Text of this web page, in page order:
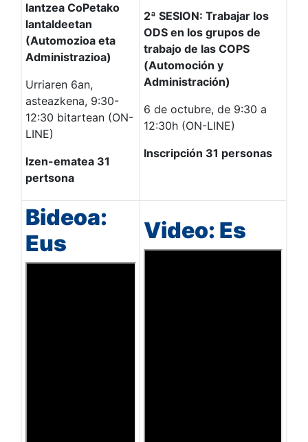
lantzea CoPetako
lantaldeetan
(Automozioa eta
Administrazioa)
Urriaren 6an,
asteazkena, 9:30-
12:30 bitartean (ON-
LINE)
Izen-ematea 31
pertsona
2ª SESION: Trabajar los
ODS en los grupos de
trabajo de las COPS
(Automoción y
Administración)
6 de octubre, de 9:30 a
12:30h (ON-LINE)
Inscripción 31 personas
Bideoa:
Eus
Video: Es